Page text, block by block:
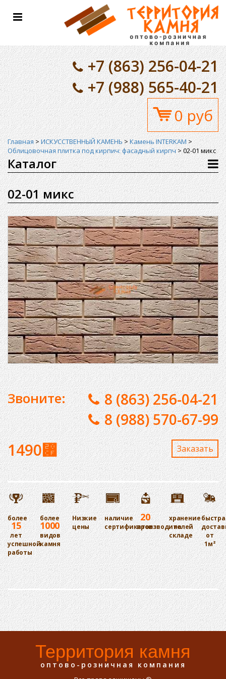
Toggle
+7 (863) 256-04-21
+7 (988) 565-40-21
0 руб
Главная>ИСКУССТВЕННЫЙ КАМЕНЬ>Камень INTERKAM>
Облицовочная плитка под кирпич: фасадный кирпч>02-01 микс
Каталог
02-01 микс
Звоните:
8 (863) 256-04-21
8 (988) 570-67-99
1490⃏ Заказaть
более
15
лет
успешной
работы
более
1000
видов
камня
Низкие
цены
наличие
сертификатов
20
производителей
хранение
на
складе
от
1м²
Территория камня
оптово-розничная компания